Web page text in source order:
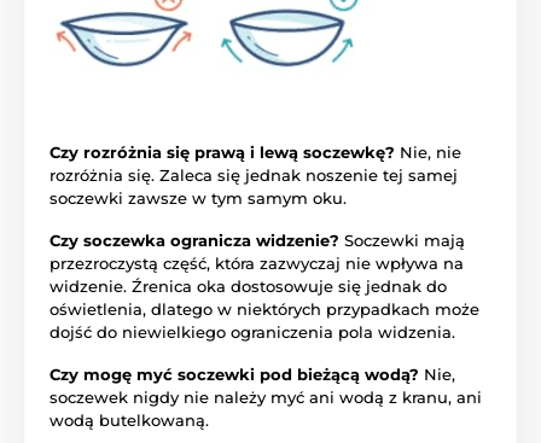
Czy rozróżnia się prawą i lewą soczewkę? Nie, nie
rozróżnia się. Zaleca się jednak noszenie tej samej
soczewki zawsze w tym samym oku.
Czy soczewka ogranicza widzenie? Soczewki mają
przezroczystą część, która zazwyczaj nie wpływa na
widzenie. Źrenica oka dostosowuje się jednak do
oświetlenia, dlatego w niektórych przypadkach może
dojść do niewielkiego ograniczenia pola widzenia.
Czy mogę myć soczewki pod bieżącą wodą? Nie,
soczewek nigdy nie należy myć ani wodą z kranu, ani
wodą butelkowaną.